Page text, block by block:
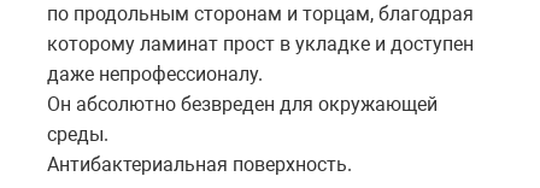
по продольным сторонам и торцам, благодрая
которому ламинат прост в укладке и доступен
даже непрофессионалу.
Он абсолютно безвреден для окружающей
среды.
Антибактериальная поверхность.